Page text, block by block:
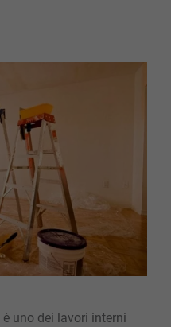
è uno dei lavori interni